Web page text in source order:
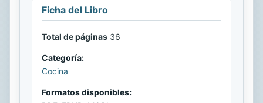
Ficha del Libro
Total de páginas 36
Categoría:
Cocina
Formatos disponibles: